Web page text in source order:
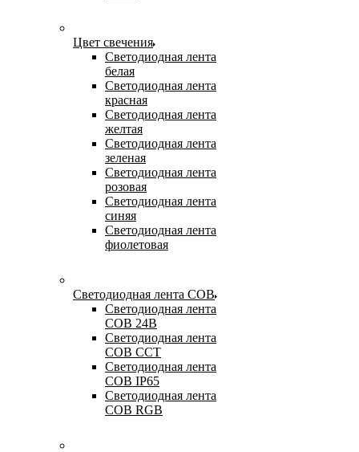
Цвет свечения
Светодиодная лента
белая
Светодиодная лента
красная
Светодиодная лента
желтая
Светодиодная лента
зеленая
Светодиодная лента
розовая
Светодиодная лента
синяя
Светодиодная лента
фиолетовая
Светодиодная лента COB
Светодиодная лента
COB 24В
Светодиодная лента
COB CCT
Светодиодная лента
COB IP65
Светодиодная лента
COB RGB